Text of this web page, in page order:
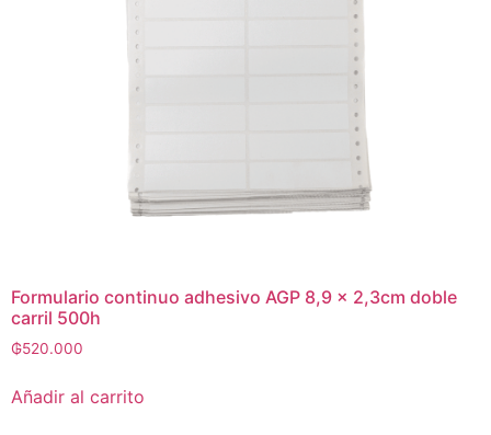
Formulario continuo adhesivo AGP 8,9 x 2,3cm doble
carril 500h
₲520.000
Añadir al carrito